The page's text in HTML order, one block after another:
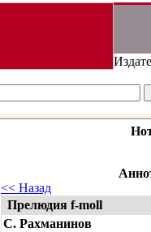
<< Назад
Прелюдия f-moll
С. Рахманинов